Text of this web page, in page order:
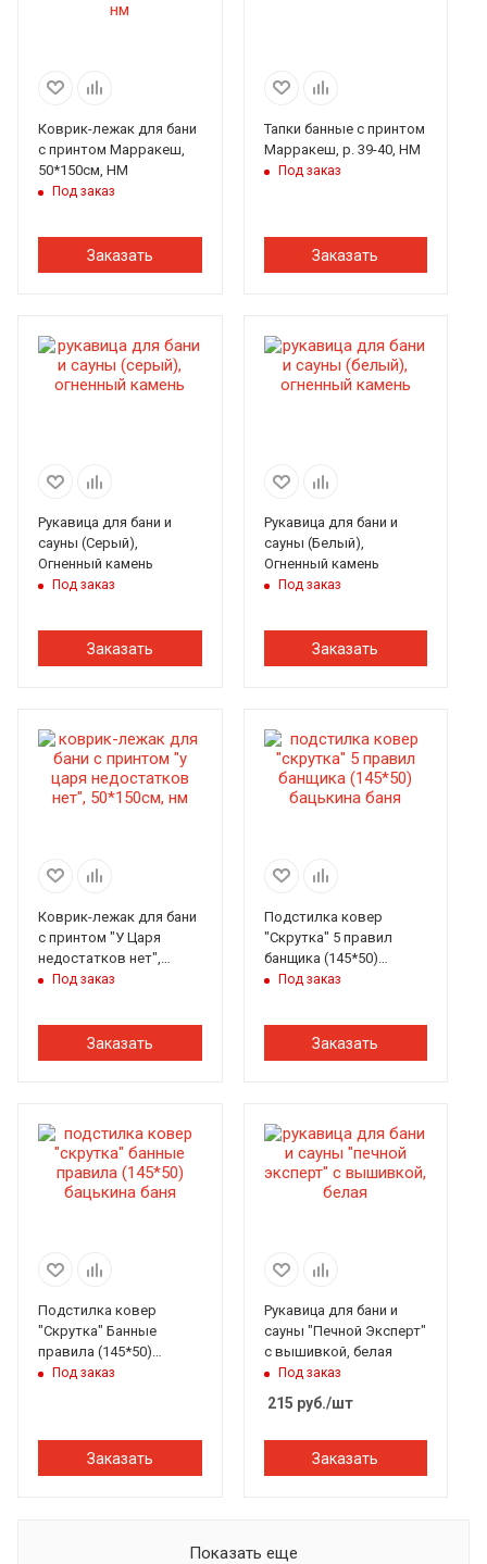
Коврик-лежак для бани
с принтом Марракеш,
50*150см, НМ
Под заказ
Заказать
Тапки банные с принтом
Марракеш, р. 39-40, НМ
Под заказ
Заказать
Рукавица для бани и
сауны (Серый),
Огненный камень
Под заказ
Заказать
Рукавица для бани и
сауны (Белый),
Огненный камень
Под заказ
Заказать
Коврик-лежак для бани
с принтом "У Царя
недостатков нет",
50*150см, НМ
Под заказ
Заказать
Подстилка ковер
"Скрутка" 5 правил
банщика (145*50)
Бацькина баня
Под заказ
Заказать
Подстилка ковер
"Скрутка" Банные
правила (145*50)
Бацькина баня
Под заказ
Заказать
Рукавица для бани и
сауны "Печной Эксперт"
с вышивкой, белая
Под заказ
215 руб./шт
Заказать
Показать еще